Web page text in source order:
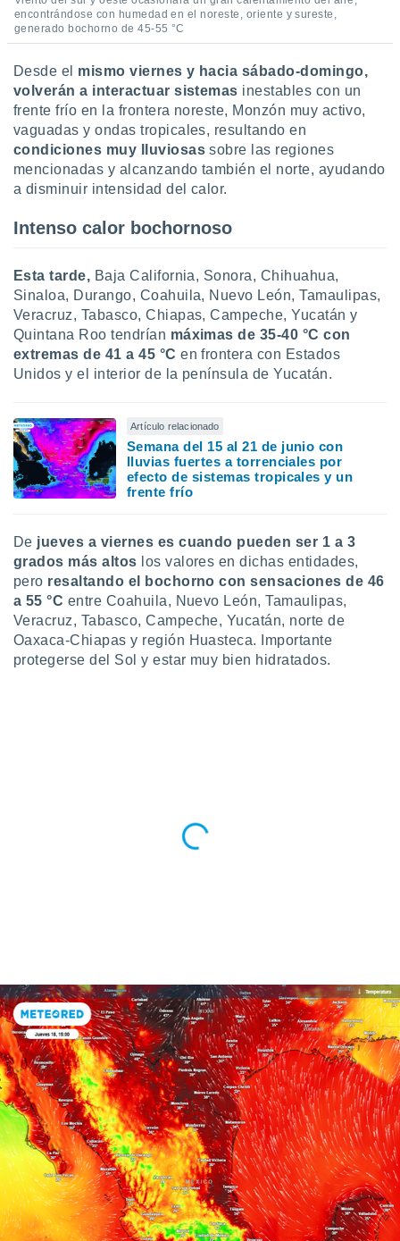
perfiles
utilizar
crear un
uso de
la
contenido
medir el
el
de
o a través
de
de
de
e
mediante
publicidad
de
encontrándose con humedad en el noreste, oriente y sureste,
generado bochorno de 45-55 °C
Desde el mismo viernes y hacia sábado-domingo,
volverán a interactuar sistemas inestables con un
frente frío en la frontera noreste, Monzón muy activo,
vaguadas y ondas tropicales, resultando en
condiciones muy lluviosassobre las regiones
mencionadas y alcanzando también el norte, ayudando
a disminuir intensidad del calor.
Intenso calor bochornoso
Esta tarde, Baja California, Sonora, Chihuahua,
Sinaloa, Durango, Coahuila, Nuevo León, Tamaulipas,
Veracruz, Tabasco, Chiapas, Campeche, Yucatán y
Quintana Roo tendrían máximas de 35-40 °C con
extremas de 41 a 45 °C en frontera con Estados
Unidos y el interior de la península de Yucatán.
Artículo relacionado
Semana del 15 al 21 de junio con
lluvias fuertes a torrenciales por
efecto de sistemas tropicales y un
frente frío
De jueves a viernes es cuando pueden ser 1 a 3
grados más altos los valores en dichas entidades,
pero resaltando el bochorno con sensaciones de 46
a 55 °C entre Coahuila, Nuevo León, Tamaulipas,
Veracruz, Tabasco, Campeche, Yucatán, norte de
Oaxaca-Chiapas y región Huasteca. Importante
protegerse del Sol y estar muy bien hidratados.